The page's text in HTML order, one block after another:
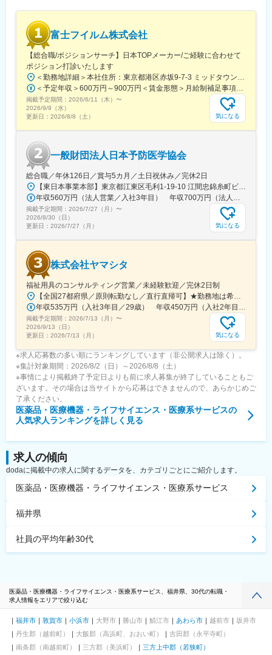
／佐賀／大分／熊本／鹿児島） 、中国（広島／山口）を中心に、
首都圏（東京）・関西圏
（滋賀）にも拠点を有し、海外も含め、3か国（日本、ベトナム、
韓国）、24都市、計37カ所の拠点が連携した事業展開をしていま
す。
IT事業では、インターネットサービス（ウェブやアプリやゲー
ム）の企画や運営、PC・スマートフォン・タブレット活用による
各種アウトソーシングの受託業務。ベトナム（ホーチミン）にあ
る子会社（サンクスラボベトナム）とも連携したウェブ・アプ
創業9年目のスタートアップ企業として成長を続けており、これか
らもより多くの方々や地域社会に必要とされ、皆様に安心して関
わっていただけるよう、ゼ
ロからイチの「起業」を経て、今後は地域社会に愛される「企
業」へと進化していきます。
変更の範囲：会社の定める業務
富士フイルム株式会社
【総合職/ポジションサーチ】日本TOPメーカー/ご経験に合わせて
ポジション打診いたします
掲載予定期間： 2026/6/11（木） 〜
2026/9/9（水）
更新日： 2026/8/8（土） 気になる
一般財団法人日本予防医学協会
総合職／年休126日／賞与5カ月／土日祝休み／完休2日
掲載予定期間： 2026/7/27（月） 〜
2026/8/30（日）
更新日： 2026/7/27（月） 気になる
株式会社ヤマシタ
福祉用具のコンサルティング営業／未経験歓迎／完休2日制
掲載予定期間： 2026/7/13（月） 〜
2026/9/13（日）
更新日： 2026/7/13（月） 気になる
※求人応募数の多い順にランキングしています（非公開求人は除く）。
※集計対象期間：2026/8/2（日）～2026/8/8（土）
※事情により掲載終了予定日よりも前に求人募集が終了していることもご
ざいます。その場合は当サイトから応募はできませんので、あらかじめご
了承ください。
医薬品・医療機器・ライフサイエンス・医療系サービスの
人気求人ランキングを詳しく見る
求人の傾向
dodaに掲載中の求人に関するデータを、カテゴリごとにご紹介します。
医薬品・医療機器・ライフサイエンス・医療系サービス
福井県
社員の平均年齢30代
医薬品・医療機器・ライフサイエンス・医療系サービス、福井県、30代の転職・
求人情報をエリアで絞り込む
福井市 敦賀市 小浜市 大野市 勝山市 鯖江市 あわら市 越前市
坂井市
丹生郡（越前町）
大飯郡（高浜町、おおい町）
吉田郡（永平寺町）
南条郡（南越前町）
三方郡（美浜町）
三方上中郡（若狭町）